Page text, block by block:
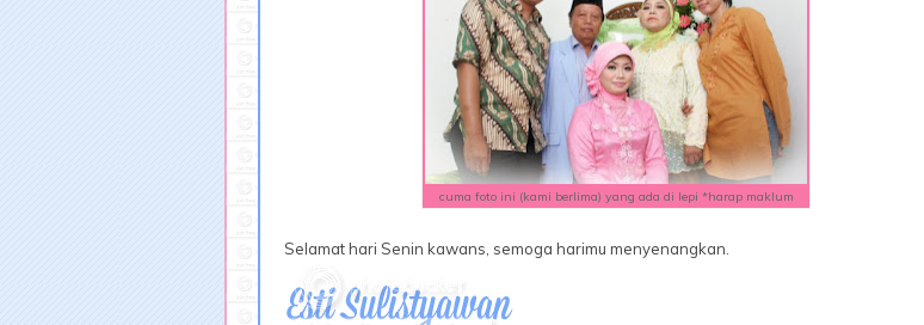
cuma foto ini (kami berlima) yang ada di lepi *harap maklum
Selamat hari Senin kawans, semoga harimu menyenangkan.